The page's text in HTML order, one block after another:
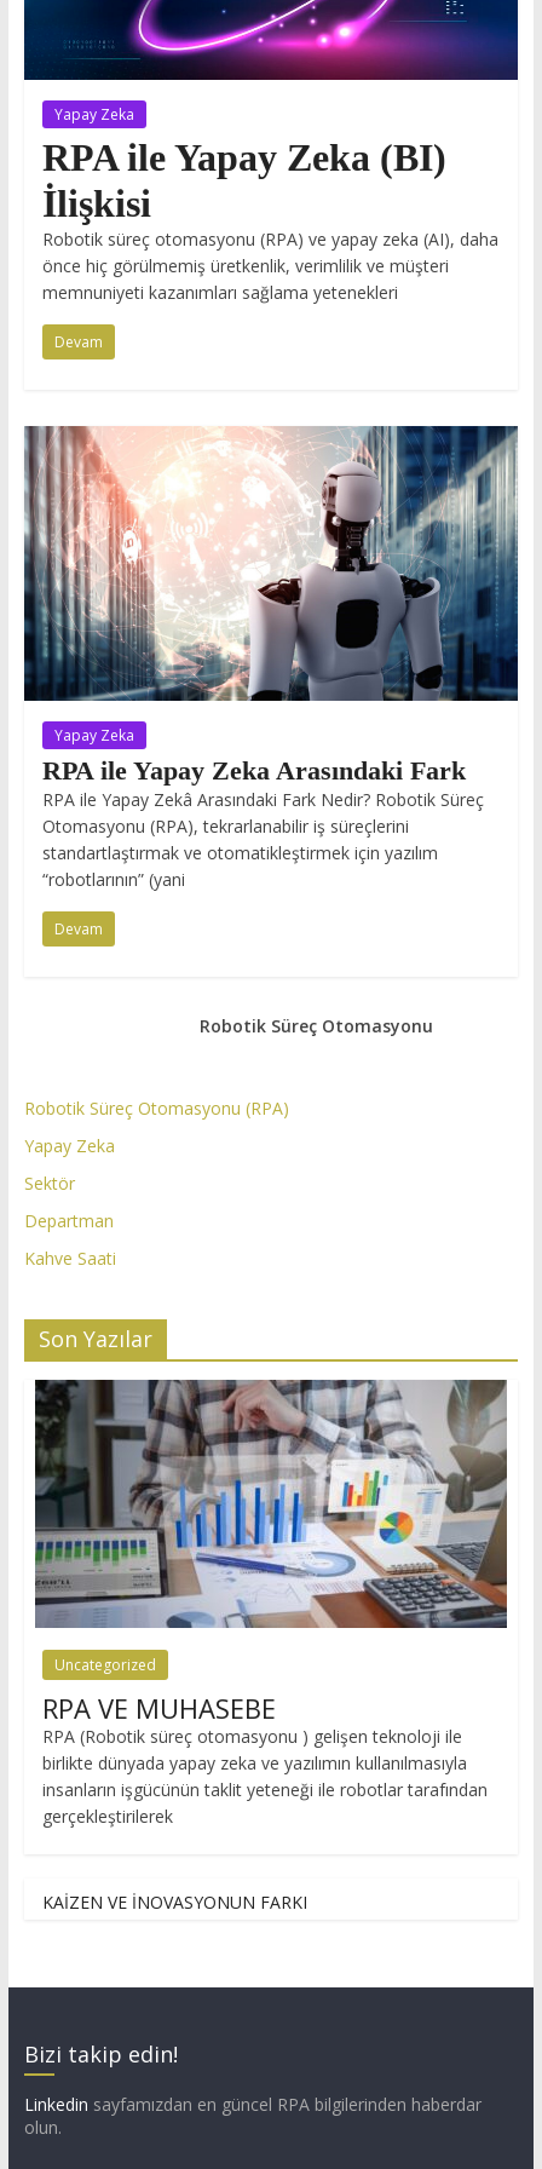
Yapay Zeka
RPA ile Yapay Zeka (BI)
İlişkisi
Robotik süreç otomasyonu (RPA) ve yapay zeka (AI), daha
önce hiç görülmemiş üretkenlik, verimlilik ve müşteri
memnuniyeti kazanımları sağlama yetenekleri
Devam
Yapay Zeka
RPA ile Yapay Zeka Arasındaki Fark
RPA ile Yapay Zekâ Arasındaki Fark Nedir? Robotik Süreç
Otomasyonu (RPA), tekrarlanabilir iş süreçlerini
standartlaştırmak ve otomatikleştirmek için yazılım
“robotlarının” (yani
Devam
Robotik Süreç Otomasyonu
Robotik Süreç Otomasyonu (RPA)
Yapay Zeka
Sektör
Departman
Kahve Saati
Son Yazılar
Uncategorized
RPA VE MUHASEBE
RPA (Robotik süreç otomasyonu ) gelişen teknoloji ile
birlikte dünyada yapay zeka ve yazılımın kullanılmasıyla
insanların işgücünün taklit yeteneği ile robotlar tarafından
gerçekleştirilerek
KAİZEN VE İNOVASYONUN FARKI
Bizi takip edin!
Linkedin sayfamızdan en güncel RPA bilgilerinden haberdar
olun.